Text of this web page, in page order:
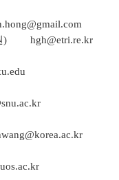
)
hgh@etri.re.kr